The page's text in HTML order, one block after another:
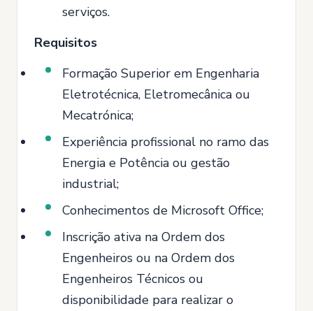
serviços.
Requisitos
Formação Superior em Engenharia
Eletrotécnica, Eletromecânica ou
Mecatrónica;
Experiência profissional no ramo das
Energia e Potência ou gestão
industrial;
Conhecimentos de Microsoft Office;
Inscrição ativa na Ordem dos
Engenheiros ou na Ordem dos
Engenheiros Técnicos ou
disponibilidade para realizar o